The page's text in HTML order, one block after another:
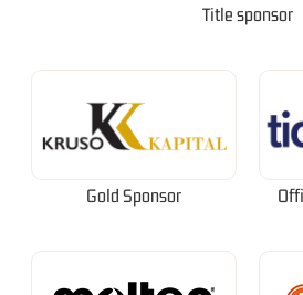
Title sponsor
Gold Sponsor